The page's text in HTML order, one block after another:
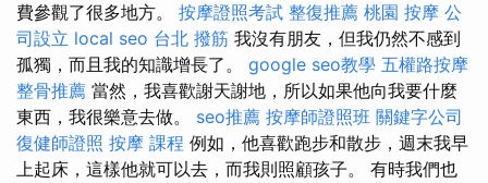
費參觀了很多地方。 按摩證照考試 整復推薦 桃園 按摩 公
司設立 local seo 台北 撥筋 我沒有朋友，但我仍然不感到
孤獨，而且我的知識增長了。 google seo教學 五權路按摩
整骨推薦 當然，我喜歡謝天謝地，所以如果他向我要什麼
東西，我很樂意去做。 seo推薦 按摩師證照班 關鍵字公司
復健師證照 按摩 課程 例如，他喜歡跑步和散步，週末我早
上起床，這樣他就可以去，而我則照顧孩子。 有時我們也